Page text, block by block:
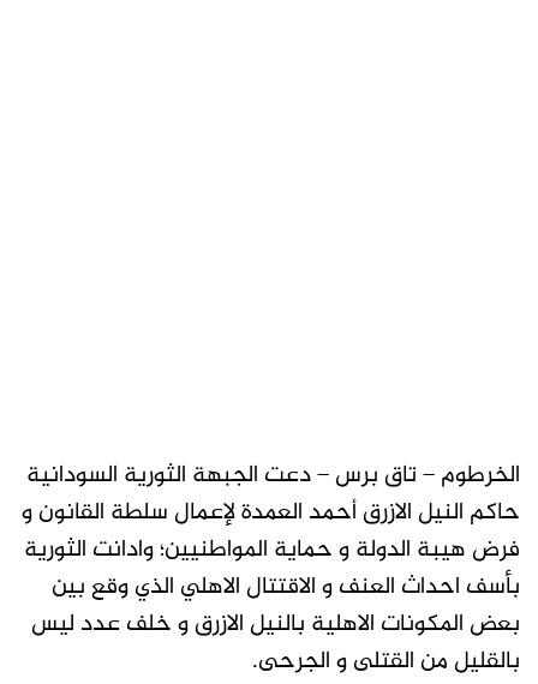
الخرطوم – تاق برس – دعت الجبهة الثورية السودانية
حاكم النيل الازرق أحمد العمدة لإعمال سلطة القانون و
فرض هيبة الدولة و حماية المواطنيين؛ وادانت الثورية
بأسف احداث العنف و الاقتتال الاهلي الذي وقع بين
بعض المكونات الاهلية بالنيل الازرق و خلف عدد ليس
بالقليل من القتلى و الجرحى.